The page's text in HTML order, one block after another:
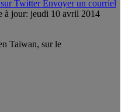
Twitter Envoyer un courriel
à jour: jeudi 10 avril 2014
Taiwan, sur le